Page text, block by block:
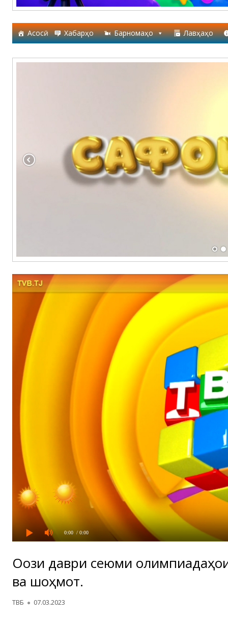
Асосӣ Хабарҳо Барномаҳо Лавҳаҳо
0:00 / 0:00
Оғози даври сеюми
ва шоҳмот.
Автор
ТВБ Опубликовано
07.03.2023